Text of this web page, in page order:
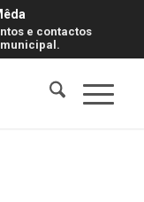
e contactos